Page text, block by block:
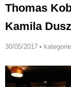
Thomas
Kamila
30/05/2017 •